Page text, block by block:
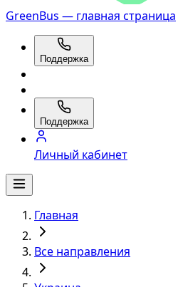
GreenBus — главная страница
Поддержка
Поддержка
Личный кабинет
Главная
Все направления